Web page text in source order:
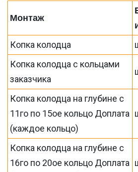
Монтаж
Копка колодца
Копка колодца с кольцами
заказчика
Копка колодца на глубине с
11го по 15ое кольцо Доплата
(каждое кольцо)
Копка колодца на глубине с
16го по 20ое кольцо Доплата